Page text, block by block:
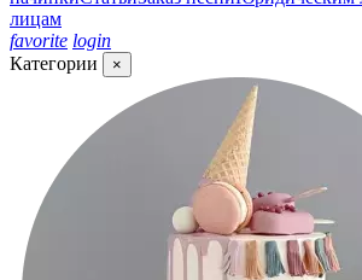
лицам
favorite login
Категории
×